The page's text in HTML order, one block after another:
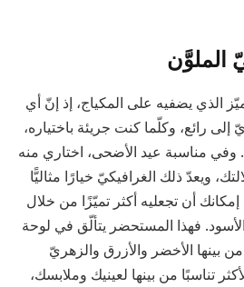
الملوَّن
الذي يضفيه على المكياج، إذ إنّ أي
رائع، وكلّما كنت جريئة باختياره،
وفي مناسبة عيد الأضحى، اختاري منه
ويعدّ ذلك الغرافيكيّ خيارًا مثاليًّا
أن تجعليه أكثر تميّزًا من خلال
فهذا المستحضر يتألّق في لوحة
من بينها الأخضر والأزرق والزهريّ
تناسبًا من بينها لعينيك وملابسك،